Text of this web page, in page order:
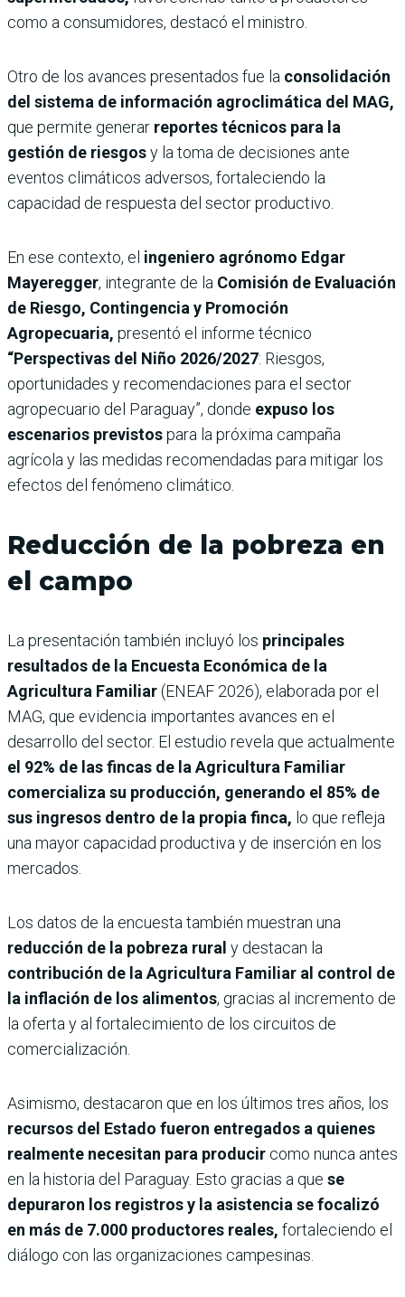
como a consumidores, destacó el ministro.
Otro de los avances presentados fue la consolidación
del sistema de información agroclimática del MAG,
que permite generar reportes técnicos para la
gestión de riesgosy la toma de decisiones ante
eventos climáticos adversos, fortaleciendo la
capacidad de respuesta del sector productivo.
En ese contexto, el ingeniero agrónomo Edgar
Mayeregger, integrante de la Comisión de Evaluación
de Riesgo, Contingencia y Promoción
Agropecuaria, presentó el informe técnico
“Perspectivas del Niño 2026/2027: Riesgos,
oportunidades y recomendaciones para el sector
agropecuario del Paraguay”, donde expuso los
escenarios previstospara la próxima campaña
agrícola y las medidas recomendadas para mitigar los
efectos del fenómeno climático.
Reducción de la pobreza en
el campo
La presentación también incluyó los principales
resultados de la Encuesta Económica de la
Agricultura Familiar(ENEAF 2026), elaborada por el
MAG, que evidencia importantes avances en el
desarrollo del sector. El estudio revela que actualmente
el 92% de las fincas de la Agricultura Familiar
comercializa su producción, generando el 85% de
sus ingresos dentro de la propia finca, lo que refleja
una mayor capacidad productiva y de inserción en los
mercados.
Los datos de la encuesta también muestran una
reducción de la pobreza rural y destacan la
contribución de la Agricultura Familiar al control de
la inflación de los alimentos, gracias al incremento de
la oferta y al fortalecimiento de los circuitos de
comercialización.
Asimismo, destacaron que en los últimos tres años, los
recursos del Estado fueron entregados a quienes
realmente necesitan para producir como nunca antes
en la historia del Paraguay. Esto gracias a que se
depuraron los registros y la asistencia se focalizó
en más de 7.000 productores reales, fortaleciendo el
diálogo con las organizaciones campesinas.